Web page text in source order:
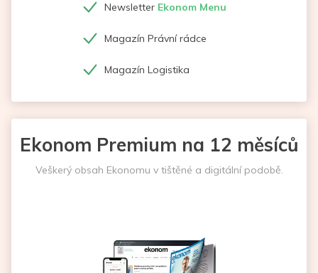
Newsletter Ekonom Menu
Magazín Právní rádce
Magazín Logistika
Ekonom Premium na 12 měsíců
Veškerý obsah Ekonomu v tištěné a digitální podobě.